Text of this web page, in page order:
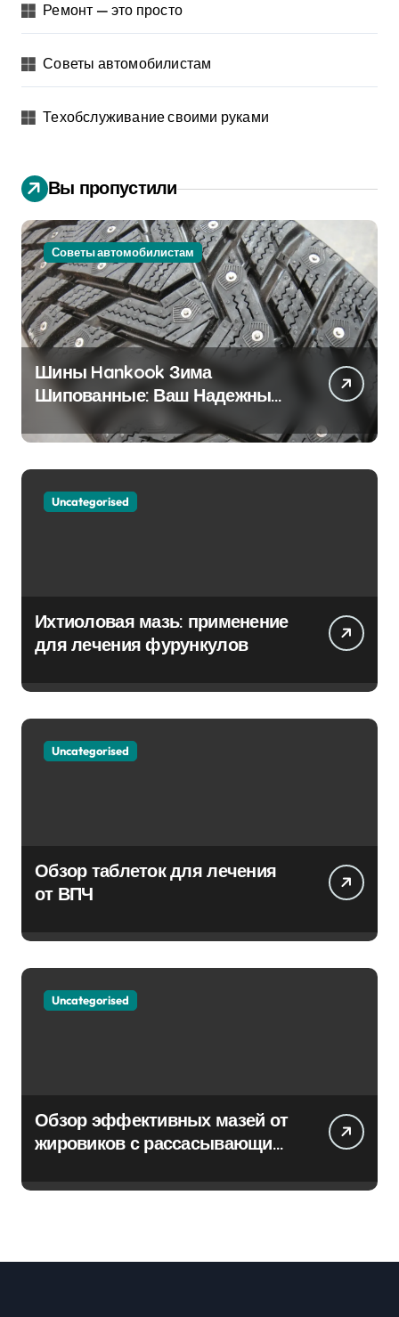
Ремонт — это просто
Советы автомобилистам
Техобслуживание своими руками
Вы пропустили
Советы автомобилистам
Шины Hankook Зима
Шипованные: Ваш Надежный
Партнёр на Снежных Дорогах
Uncategorised
Ихтиоловая мазь: применение
для лечения фурункулов
Uncategorised
Обзор таблеток для лечения
от ВПЧ
Uncategorised
Обзор эффективных мазей от
жировиков с рассасывающим